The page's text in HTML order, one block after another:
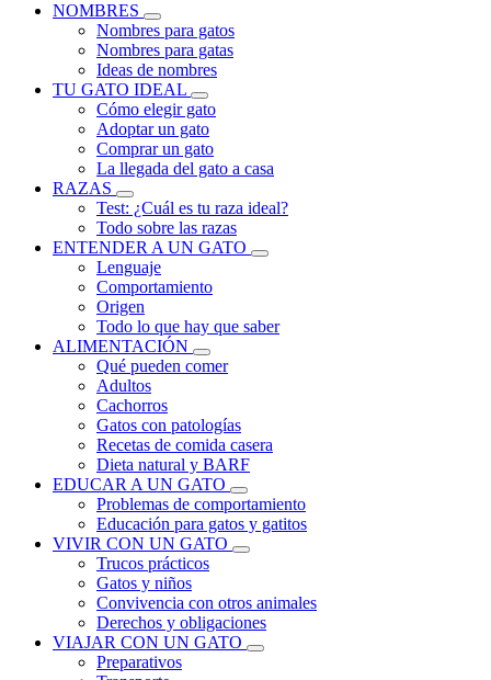
NOMBRES
Nombres para gatos
Nombres para gatas
Ideas de nombres
TU GATO IDEAL
Cómo elegir gato
Adoptar un gato
Comprar un gato
La llegada del gato a casa
RAZAS
Test: ¿Cuál es tu raza ideal?
Todo sobre las razas
ENTENDER A UN GATO
Lenguaje
Comportamiento
Origen
Todo lo que hay que saber
ALIMENTACIÓN
Qué pueden comer
Adultos
Cachorros
Gatos con patologías
Recetas de comida casera
Dieta natural y BARF
EDUCAR A UN GATO
Problemas de comportamiento
Educación para gatos y gatitos
VIVIR CON UN GATO
Trucos prácticos
Gatos y niños
Convivencia con otros animales
Derechos y obligaciones
VIAJAR CON UN GATO
Preparativos